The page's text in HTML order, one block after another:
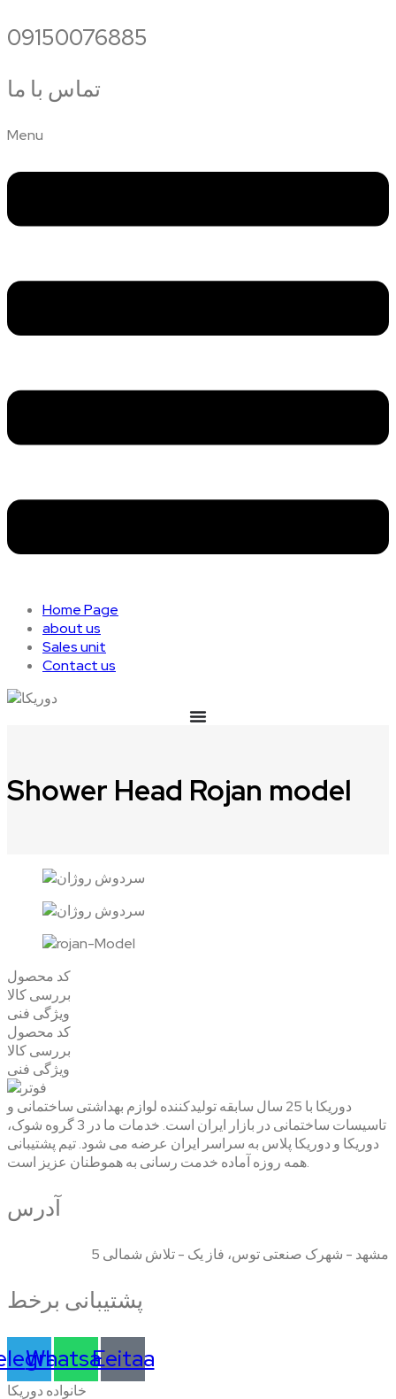
09150076885
تماس با ما
Menu
Home Page
about us
Sales unit
Contact us
Shower Head Rojan model
کد محصول
بررسی کالا
ویژگی فنی
کد محصول
بررسی کالا
ویژگی فنی
دوریکا با 25 سال سابقه تولیدکننده لوازم بهداشتی ساختمانی و
تاسیسات ساختمانی در بازار ایران است. خدمات ما در 3 گروه شوک،
دوریکا و دوریکا پلاس به سراسر ایران عرضه می شود. تیم پشتیبانی
همه روزه آماده خدمت رسانی به هموطنان عزیز است.
آدرس
مشهد - شهرک صنعتی توس، فاز یک - تلاش شمالی 5
پشتیبانی برخط
Whatsapp
Eeitaa
خانواده دوریکا